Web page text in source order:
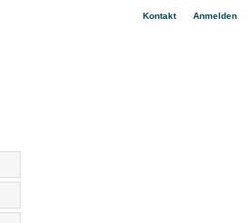
Kontakt| Anmelden